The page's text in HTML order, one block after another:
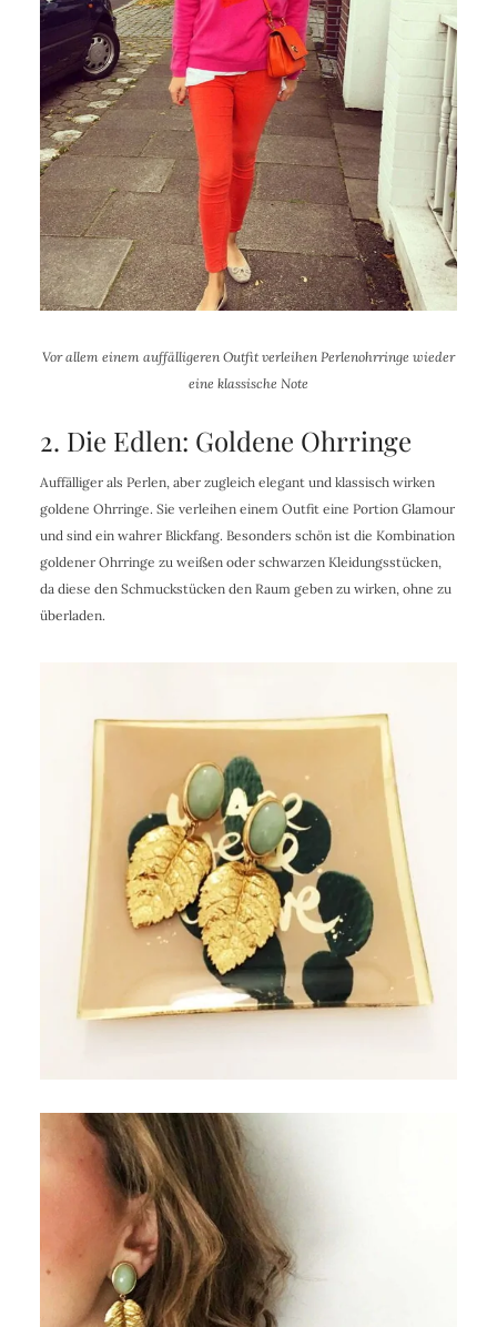
Vor allem einem auffälligeren Outfit verleihen Perlenohrringe wieder
eine klassische Note
2. Die Edlen: Goldene Ohrringe
Auffälliger als Perlen, aber zugleich elegant und klassisch wirken
goldene Ohrringe. Sie verleihen einem Outfit eine Portion Glamour
und sind ein wahrer Blickfang. Besonders schön ist die Kombination
goldener Ohrringe zu weißen oder schwarzen Kleidungsstücken,
da diese den Schmuckstücken den Raum geben zu wirken, ohne zu
überladen.